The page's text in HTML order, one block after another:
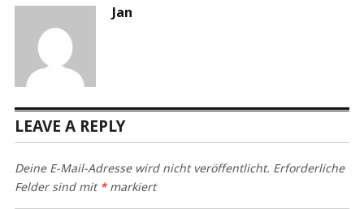
Jan
LEAVE A REPLY
Deine E-Mail-Adresse wird nicht veröffentlicht. Erforderliche
Felder sind mit *markiert